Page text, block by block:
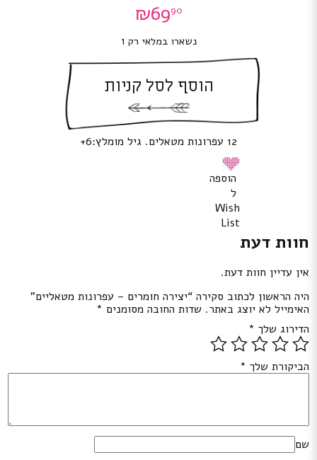
₪6990
נשארו במלאי רק 1
הוסף לסל קניות
12 עפרונות מטאלים. גיל מומלץ:6+
הוספה
ל
Wish
List
חוות דעת
אין עדיין חוות דעת.
היה הראשון לכתוב סקירה “יצירה חומרים – עפרונות מטאליים”
האימייל לא יוצג באתר. שדות החובה מסומנים *
הדירוג שלך *
הביקורת שלך *
שם